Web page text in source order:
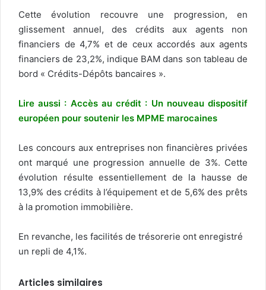
Cette évolution recouvre une progression, en
glissement annuel, des crédits aux agents non
financiers de 4,7% et de ceux accordés aux agents
financiers de 23,2%, indique BAM dans son tableau de
bord « Crédits-Dépôts bancaires ».
Lire aussi : Accès au crédit : Un nouveau dispositif
européen pour soutenir les MPME marocaines
Les concours aux entreprises non financières privées
ont marqué une progression annuelle de 3%. Cette
évolution résulte essentiellement de la hausse de
13,9% des crédits à l’équipement et de 5,6% des prêts
à la promotion immobilière.
En revanche, les facilités de trésorerie ont enregistré
un repli de 4,1%.
Articles similaires